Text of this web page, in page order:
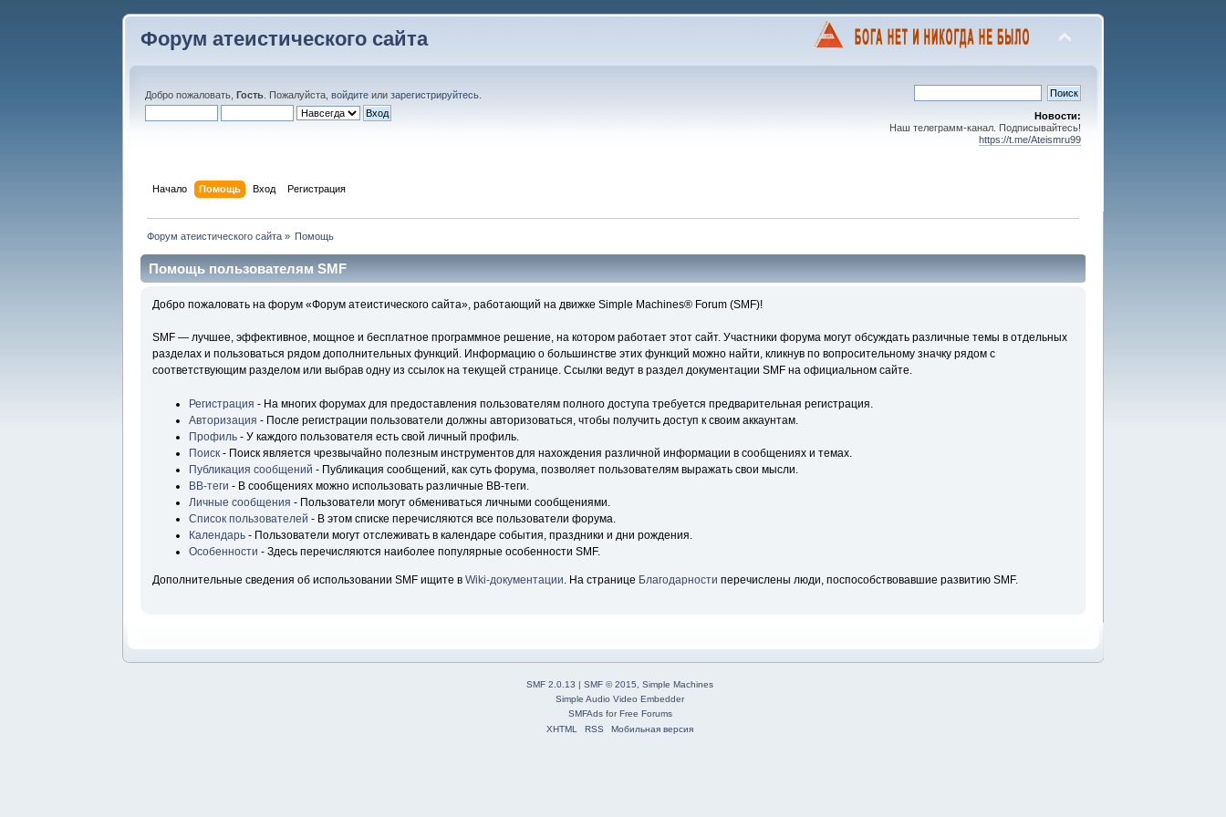
Форум атеистического сайта
Добро пожаловать,Гость . Пожалуйста,войдите илизарегистрируйтесь
Новости:
Наш телеграмм-канал. Подписывайтесь!
https://t.me/Ateismru99
Начало Помощь Вход Регистрация
Форум атеистического сайта» Помощь
Помощь пользователям SMF
Добро пожаловать на форум «Форум атеистического сайта», работающий на движке Simple Machines® Forum (SMF)!
SMF — лучшее, эффективное, мощное и бесплатное программное решение, на котором работает этот сайт. Участники форума могут обсуждать различные темы в отдельных
разделах и пользоваться рядом дополнительных функций. Информацию о большинстве этих функций можно найти, кликнув по вопросительному значку рядом с
соответствующим разделом или выбрав одну из ссылок на текущей странице. Ссылки ведут в раздел документации SMF на официальном сайте.
Регистрация - На многих форумах для предоставления пользователям полного доступа требуется предварительная регистрация.
Авторизация - После регистрации пользователи должны авторизоваться, чтобы получить доступ к своим аккаунтам.
Профиль- У каждого пользователя есть свой личный профиль.
Поиск- Поиск является чрезвычайно полезным инструментов для нахождения различной информации в сообщениях и темах.
Публикация сообщений - Публикация сообщений, как суть форума, позволяет пользователям выражать свои мысли.
BB-теги - В сообщениях можно использовать различные BB-теги.
Личные сообщения - Пользователи могут обмениваться личными сообщениями.
Список пользователей - В этом списке перечисляются все пользователи форума.
Календарь- Пользователи могут отслеживать в календаре события, праздники и дни рождения.
Особенности - Здесь перечисляются наиболее популярные особенности SMF.
Дополнительные сведения об использовании SMF ищите в Wiki-документации . На странице Благодарности перечислены люди, поспособствовавшие развитию SMF.
SMF 2.0.13 | SMF © 2015, Simple Machines
Simple Audio Video Embedder
SMFAdsforFree Forums
XHTML
RSS Мобильная версия